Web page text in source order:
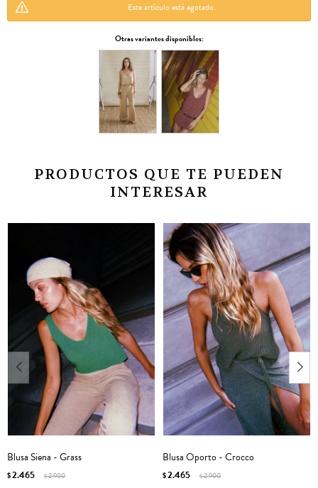
Este artículo está agotado.
Otras variantes disponibles:
PRODUCTOS QUE TE PUEDEN
INTERESAR
Blusa Siena - Grass
$2.465 $2.900
Blusa Oporto - Crocco
$2.465 $2.900